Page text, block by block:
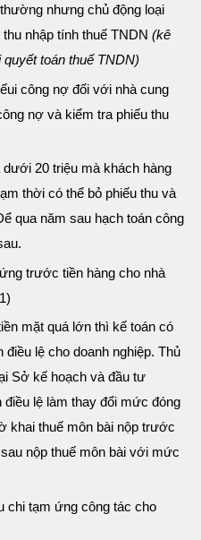
nhưng chủ động loại
nhập tính thuế TNDN (kê
quyết toán thuế TNDN)
công nợ đối với nhà cung
nợ và kiểm tra phiếu thu
20 triệu mà khách hàng
thời có thể bỏ phiếu thu và
qua năm sau hạch toán công
trước tiền hàng cho nhà
mặt quá lớn thì kế toán có
lệ cho doanh nghiệp. Thủ
Sở kế hoạch và đầu tư
lệ làm thay đổi mức đóng
khai thuế môn bài nộp trước
nộp thuế môn bài với mức
chi tạm ứng công tác cho